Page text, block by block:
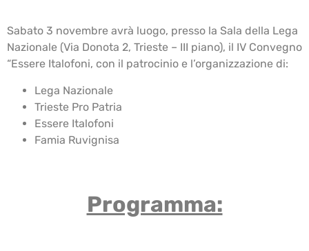
Sabato 3 novembre avrà luogo, presso la Sala della Lega
Nazionale (Via Donota 2, Trieste – III piano), il IV Convegno
“Essere Italofoni, con il patrocinio e l’organizzazione di:
Lega Nazionale
Trieste Pro Patria
Essere Italofoni
Famia Ruvignisa
Programma: